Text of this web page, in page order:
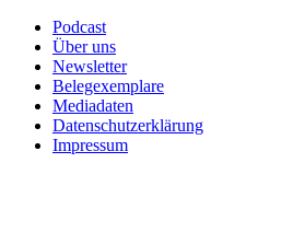
Podcast
Über uns
Newsletter
Belegexemplare
Mediadaten
Datenschutzerklärung
Impressum